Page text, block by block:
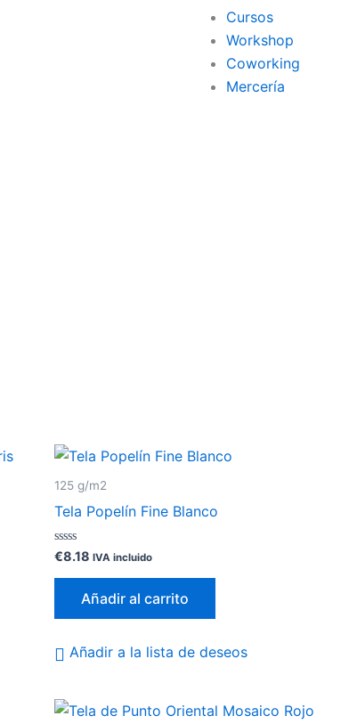
Cursos
Workshop
Coworking
Mercería
125 g/m2
Tela Popelín Fine Blanco
Valorado
con
0
€8.18 IVA incluido
Añadir al carrito
Añadir a la lista de deseos